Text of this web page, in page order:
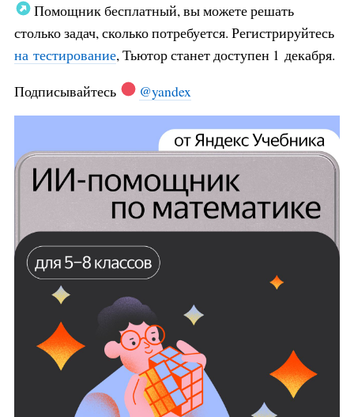
Помощник бесплатный, вы можете решать
столько задач, сколько потребуется. Регистрируйтесь
на тестирование, Тьютор станет доступен 1 декабря.
Подписывайтесь
@yandex